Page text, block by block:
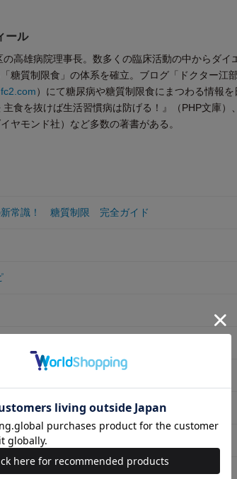
ール
高雄病院理事長。数多くの臨床活動の中からダイ
糖質制限食」の体系を確立。ブログ「ドクター江
）にて糖尿病や糖質制限食にまつわる情報を
食を抜けば生活習慣病は防げる！』（PHP文庫）
ヤモンド社）など多数の著書がある。
常識！ 糖質制限 完全ガイド
まみ
かず